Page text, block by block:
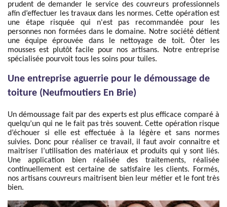
prudent de demander le service des couvreurs professionnels
afin d’effectuer les travaux dans les normes. Cette opération est
une étape risquée qui n'est pas recommandée pour les
personnes non formées dans le domaine. Notre société détient
une équipe éprouvée dans le nettoyage de toit. Ôter les
mousses est plutôt facile pour nos artisans. Notre entreprise
spécialisée pourvoit tous les soins pour tuiles.
Une entreprise aguerrie pour le démoussage de
toiture (Neufmoutiers En Brie)
Un démoussage fait par des experts est plus efficace comparé à
quelqu’un qui ne le fait pas très souvent. Cette opération risque
d’échouer si elle est effectuée à la légère et sans normes
suivies. Donc pour réaliser ce travail, il faut avoir connaitre et
maitriser l’utilisation des matériaux et produits qui y sont liés.
Une application bien réalisée des traitements, réalisée
continuellement est certaine de satisfaire les clients. Formés,
nos artisans couvreurs maitrisent bien leur métier et le font très
bien.